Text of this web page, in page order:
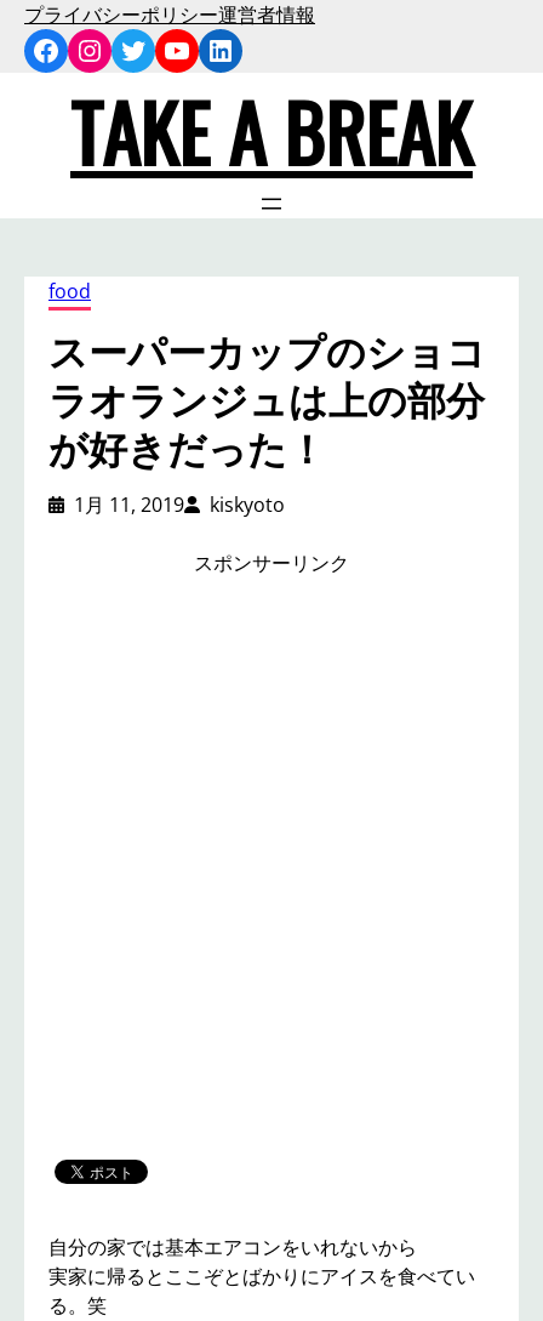
プライバシーポリシー運営者情報
Facebook
Instagram
Twitter
YouTube
LinkedIn
TAKE A BREAK
food
スーパーカップのショコ
ラオランジュは上の部分
が好きだった！
1月 11, 2019 kiskyoto
スポンサーリンク
自分の家では基本エアコンをいれないから
実家に帰るとここぞとばかりにアイスを食べてい
る。笑